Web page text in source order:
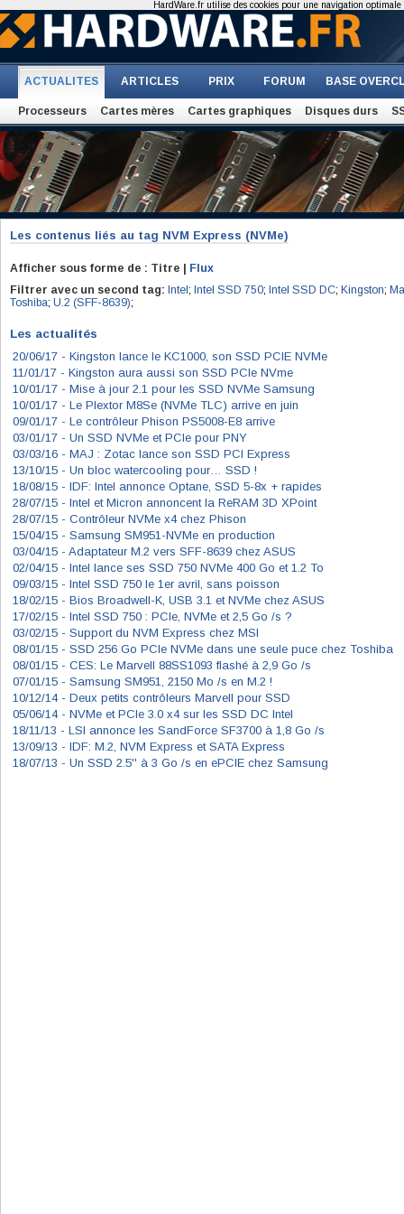
ACTUALITES ARTICLES PRIX FORUM BASE
Processeurs Cartes mères Cartes graphiques Disques durs
Les contenus liés au tag NVM Express (NVMe)
Afficher sous forme de : Titre |
Flux
Filtrer avec un second tag: Intel ; Intel SSD 750; Intel SSD DC; Kingston;
Toshiba; U.2 (SFF-8639);
Les actualités
20/06/17 - Kingston lance le KC1000, son SSD PCIE NVMe
11/01/17 - Kingston aura aussi son SSD PCIe NVme
10/01/17 - Mise à jour 2.1 pour les SSD NVMe Samsung
10/01/17 - Le Plextor M8Se (NVMe TLC) arrive en juin
09/01/17 - Le contrôleur Phison PS5008-E8 arrive
03/01/17 - Un SSD NVMe et PCIe pour PNY
03/03/16 - MAJ : Zotac lance son SSD PCI Express
13/10/15 - Un bloc watercooling pour… SSD !
18/08/15 - IDF: Intel annonce Optane, SSD 5-8x + rapides
28/07/15 - Intel et Micron annoncent la ReRAM 3D XPoint
28/07/15 - Contrôleur NVMe x4 chez Phison
15/04/15 - Samsung SM951-NVMe en production
03/04/15 - Adaptateur M.2 vers SFF-8639 chez ASUS
02/04/15 - Intel lance ses SSD 750 NVMe 400 Go et 1.2 To
09/03/15 - Intel SSD 750 le 1er avril, sans poisson
18/02/15 - Bios Broadwell-K, USB 3.1 et NVMe chez ASUS
17/02/15 - Intel SSD 750 : PCIe, NVMe et 2,5 Go /s ?
03/02/15 - Support du NVM Express chez MSI
08/01/15 - SSD 256 Go PCIe NVMe dans une seule puce chez Toshiba
08/01/15 - CES: Le Marvell 88SS1093 flashé à 2,9 Go /s
07/01/15 - Samsung SM951, 2150 Mo /s en M.2 !
10/12/14 - Deux petits contrôleurs Marvell pour SSD
05/06/14 - NVMe et PCIe 3.0 x4 sur les SSD DC Intel
18/11/13 - LSI annonce les SandForce SF3700 à 1,8 Go /s
13/09/13 - IDF: M.2, NVM Express et SATA Express
18/07/13 - Un SSD 2.5'' à 3 Go /s en ePCIE chez Samsung
HardWare.fr utilise des cookies pour une navigation